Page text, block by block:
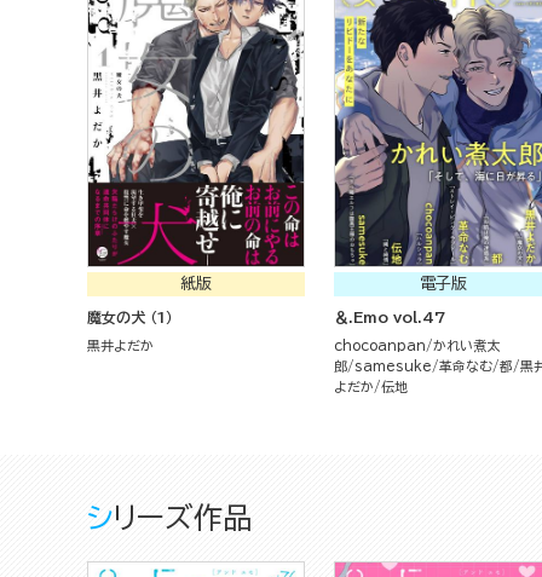
紙版
魔女の犬 （1）
黒井よだか
電子版
＆.Emo vol.47
chocoanpan
かれい煮太
郎
samesuke 革命なむ 都
黒
よだか
伝地
シリーズ作品